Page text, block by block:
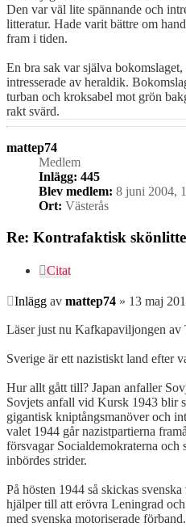
Den var väl lite spännande och
litteratur. Hade varit bättre om
fram i tiden.
En bra sak var själva
intresserade av heraldik.
turban och kroksabel mot grön
rakt svärd.
mattep74
Medlem
Inlägg: 445
Blev medlem: 8 juni 2004,
Ort: Västerås
Re: Kontrafaktisk
Citat
Inlägg av mattep74 » 13 maj
Läser just nu Kafkapaviljongen av
Sverige är ett nazistiskt land efter
Hur allt gått till? Japan anfaller
Sovjets anfall vid Kursk 1943 blir
gigantisk kniptångsmanöver och
valet 1944 går nazistpartierna
försvagar Socialdemokraterna och
inbördes strider.
På hösten 1944 så skickas
hjälper till att erövra Leningrad
med svenska motoriserade förband.